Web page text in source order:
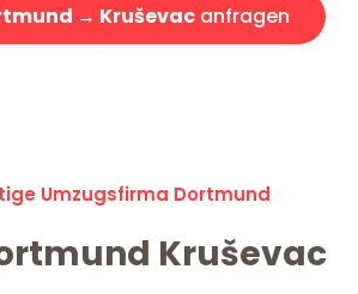
→ Kruševac anfragen
Umzugsfirma Dortmund
Kruševac